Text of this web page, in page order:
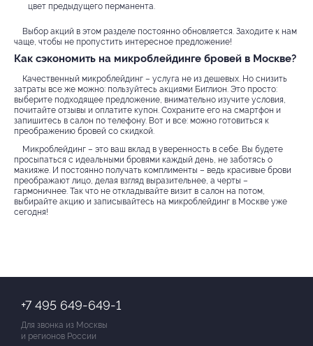
цвет предыдущего перманента.
Выбор акций в этом разделе постоянно обновляется. Заходите к нам
чаще, чтобы не пропустить интересное предложение!
Как сэкономить на микроблейдинге бровей в Москве?
Качественный микроблейдинг – услуга не из дешевых. Но снизить
затраты все же можно: пользуйтесь акциями Биглион. Это просто:
выберите подходящее предложение, внимательно изучите условия,
почитайте отзывы и оплатите купон. Сохраните его на смартфон и
запишитесь в салон по телефону. Вот и все: можно готовиться к
преображению бровей со скидкой.
Микроблейдинг – это ваш вклад в уверенность в себе. Вы будете
просыпаться с идеальными бровями каждый день, не заботясь о
макияже. И постоянно получать комплименты – ведь красивые брови
преображают лицо, делая взгляд выразительнее, а черты –
гармоничнее. Так что не откладывайте визит в салон на потом,
выбирайте акцию и записывайтесь на микроблейдинг в Москве уже
сегодня!
+7 495 649-649-1
Для звонка из Москвы
и регионов России